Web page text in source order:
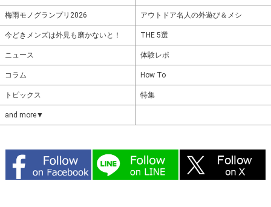
梅雨モノグランプリ2026 アウトドア名人の外遊び＆メシ
今どきメンズは外見も磨かないと！ THE 5選
ニュース 体験レポ
コラム How To
トピックス 特集
and more▼